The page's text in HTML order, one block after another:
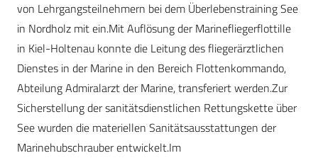
von Lehrgangsteilnehmern bei dem Überlebenstraining See
in Nordholz mit ein.Mit Auflösung der Marinefliegerflottille
in Kiel-Holtenau konnte die Leitung des fliegerärztlichen
Dienstes in der Marine in den Bereich Flottenkommando,
Abteilung Admiralarzt der Marine, transferiert werden.Zur
Sicherstellung der sanitätsdienstlichen Rettungskette über
See wurden die materiellen Sanitätsausstattungen der
Marinehubschrauber entwickelt.Im